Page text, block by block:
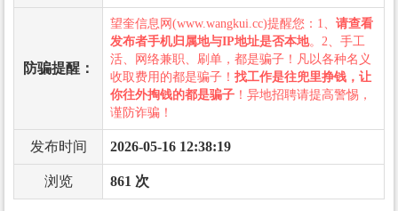
防骗提醒：
望奎信息网(www.wangkui.cc)提醒您：1、 请查看
发布者手机归属地与IP地址是否本地。2、手工
活、网络兼职、刷单，都是骗子！凡以各种名义
收取费用的都是骗子！ 找工作是往兜里挣钱，让
你往外掏钱的都是骗子 ！异地招聘请提高警惕，
谨防诈骗！
发布时间 2026-05-16 12:38:19
浏览 861 次